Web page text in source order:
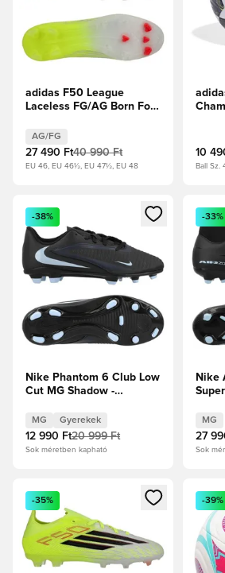
adidas F50 League
Laceless FG/AG Born For
Black/Élénkpiros
AG/FG
27 490 Ft40 990 Ft
EU 46, EU 46½, EU 47½, EU 48
10
Ball Sz.
Megnyit egy modált a
-38%
Nike Phantom 6 Club Low
Cut MG Shadow -
MG Gyerekek
12 990 Ft20 999 Ft
Sok méretben kapható
-33%
Nike
MG
27
Sok
Megnyit egy modált a
-35% -39%